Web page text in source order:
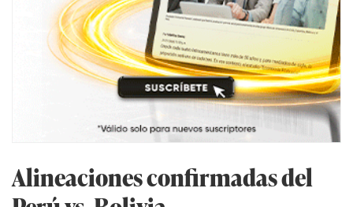
Alineaciones confirmadas del